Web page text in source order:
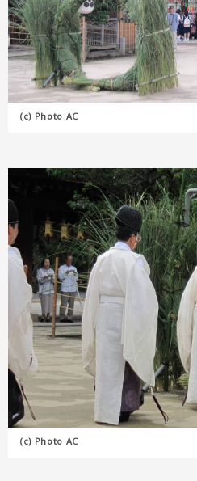
(c) Photo AC
(c) Photo AC